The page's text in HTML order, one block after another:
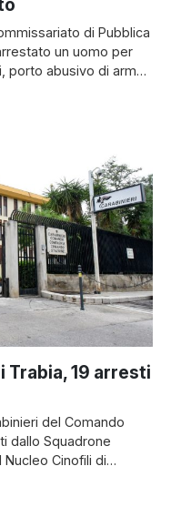
di Pubblica
un uomo per
porto abusivo di arma
alla persona
Trabia, 19 arresti
del Comando
dallo Squadrone
Nucleo Cinofili di
aereo del 9°